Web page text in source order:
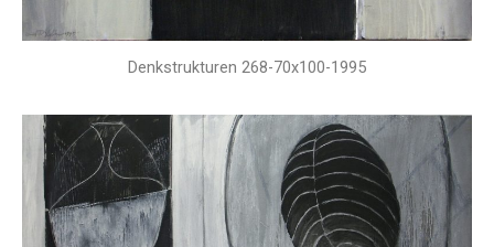
Denkstrukturen 268-70x100-1995